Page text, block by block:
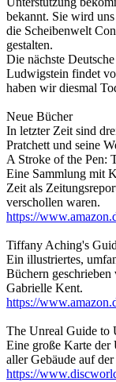
bekannt. Sie wird
die Scheibenwelt
gestalten.
Die nächste
Ludwigstein findet
haben wir diesmal
Neue Bücher
In letzter Zeit sind
Pratchett und seine
A Stroke of the Pen:
Eine Sammlung mit
Zeit als
verschollen waren.
https://
Tiffany Aching's
Ein illustriertes,
Büchern
Gabrielle Kent.
https://
The Unreal Guide to
Eine große Karte der
aller Gebäude auf
https://